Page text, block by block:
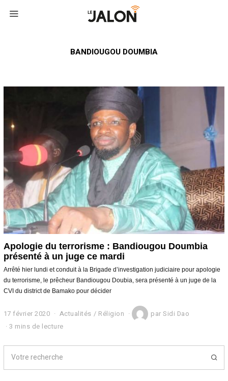
BANDIOUGOU DOUMBIA
Apologie du terrorisme : Bandiougou Doumbia
présenté à un juge ce mardi
Arrêté hier lundi et conduit à la Brigade d’investigation judiciaire pour apologie
du terrorisme, le prêcheur Bandiougou Doubia, sera présenté à un juge de la
CVI du district de Bamako pour décider
17 février 2020
7
f
r
i
Actualités / Réligion parSidi Dao
3 mins de lecture